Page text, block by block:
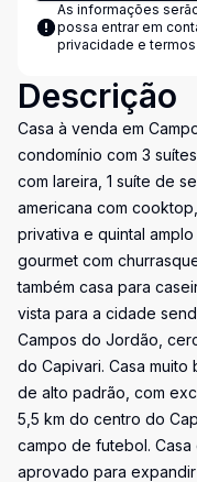
As informações
possa entrar em
privacidade e
Descrição
Casa à venda em
condomínio com 3
com lareira, 1 suíte de
americana com
privativa e quintal
gourmet com
também casa para
vista para a cidade
Campos do Jordão,
do Capivari. Casa
de alto padrão, com
5,5 km do centro do
campo de futebol.
aprovado para